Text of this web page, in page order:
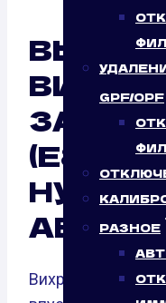
GPF/OPF
РАЗНОЕ
(E83)
НУЖНО
АВТО?
Вихревые